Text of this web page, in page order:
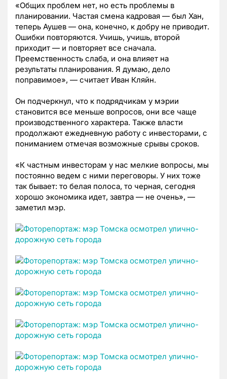
«Общих проблем нет, но есть проблемы в
планировании. Частая смена кадровая — был Хан,
теперь Аушев — она, конечно, к добру не приводит.
Ошибки повторяются. Учишь, учишь, второй
приходит — и повторяет все сначала.
Преемственность слаба, и она влияет на
результаты планирования. Я думаю, дело
поправимое», — считает Иван Кляйн.
Он подчеркнул, что к подрядчикам у мэрии
становится все меньше вопросов, они все чаще
производственного характера. Также власти
продолжают ежедневную работу с инвесторами, с
пониманием отмечая возможные срывы сроков.
«К частным инвесторам у нас мелкие вопросы, мы
постоянно ведем с ними переговоры. У них тоже
так бывает: то белая полоса, то черная, сегодня
хорошо экономика идет, завтра — не очень», —
заметил мэр.